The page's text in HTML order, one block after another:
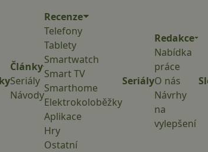
Články
Seriály
Návody
Recenze
Telefony
Tablety
Smartwatch
Smart TV
Smarthome
Elektrokoloběžky
Aplikace
Hry
Ostatní
Seriály
Redakce
Nabídka
práce
O nás
Návrhy
na
vylepšení